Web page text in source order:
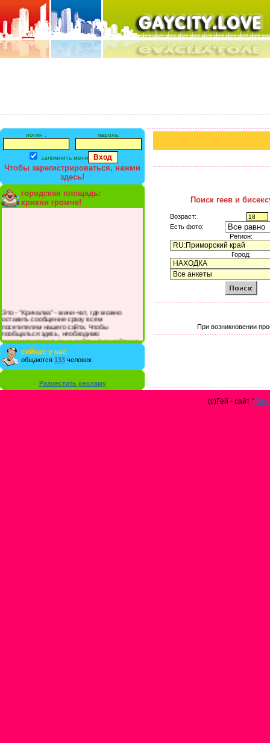
логин : пароль:
запомнить меня
Чтобы зарегистрироваться, нажми
здесь!
городская площадь:
крикни громче!
Это - "Кричалка" - мини-чат, где можно
оставить сообщение сразу всем
посетителям нашего сайта. Чтобы
пообщаться здесь, необходимо
зарегистрироваться на сайте и/или войти со
своими логином и паролем.
сейчас у нас
общаются 133 человек
Разместить рекламу
Поиск геев и
Возраст:
Есть фото:
Регион:
Город:
При возникновении
(с)Гей - сайт "Gay